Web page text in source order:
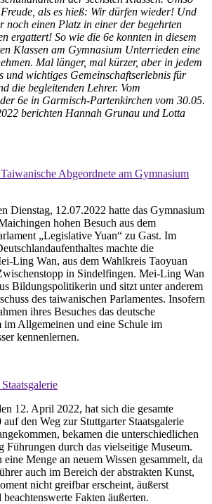
als es hieß: Wir dürfen wieder! Und
noch einen Platz in einer der begehrten
ergattert! So wie die 6e konnten in diesem
Klassen am Gymnasium Unterrieden eine
Mal länger, mal kürzer, aber in jedem
und wichtiges Gemeinschaftserlebnis für
die begleitenden Lehrer. Vom
6e in Garmisch-Partenkirchen vom 30.05.
berichten Hannah Grunau und Lotta
Abgeordnete am Gymnasium
Dienstag, 12.07.2022 hatte das Gymnasium
hohen Besuch aus dem
„Legislative Yuan“ zu Gast. Im
machte die
Ling Wan, aus dem Wahlkreis Taoyuan
in Sindelfingen. Mei-Ling Wan
Bildungspolitikerin und sitzt unter anderem
des taiwanischen Parlamentes. Insofern
ihres Besuches das deutsche
im Allgemeinen und eine Schule im
kennenlernen.
12. April 2022, hat sich die gesamte
auf den Weg zur Stuttgarter Staatsgalerie
bekamen die unterschiedlichen
Führungen durch das vielseitige Museum.
Menge an neuem Wissen gesammelt, da
auch im Bereich der abstrakten Kunst,
nicht greifbar erscheint, äußerst
Fakten äußerten.